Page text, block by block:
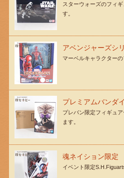
スターウォーズのフィ
す。
アベンジャーズシ
マーベルキャラクター
プレミアムバンダ
プレバン限定フィギュ
ます。
魂ネイション限定
イベント限定